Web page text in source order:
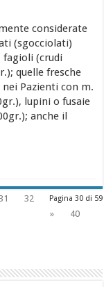
considerate
(sgocciolati)
fagioli (crudi
quelle fresche
Pazienti con m.
lupini o fusaie
anche il
Pagina 30 di 59
32
»
40